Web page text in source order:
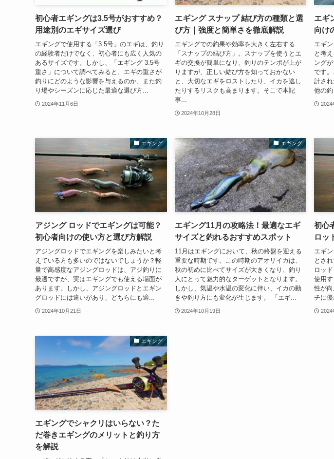
初心者エギングは3.5号がおすすめ？
用途別のエギサイズ選び
エギングで使用する「3.5号」のエギは、釣り
の経験者だけでなく、初心者にも広く人気の
あるサイズです。しかし、「エギング 3.5号
重さ」について調べてみると、エギの重さが
釣りにどのような影響を与えるのか、また釣
り場やシーズンに応じた最適な選び方...
2024年11月6日
エギング スナップ 結び方の種類と選
び方｜強度と簡単さを徹底解説
エギングでの釣果や効率を大きく左右する
「スナップの結び方」。スナップを使うとエ
ギの交換が簡単になり、釣りのテンポが上が
りますが、正しい結び方を知っておかない
と、大切なエギをロストしたり、イカを逃し
たりするリスクも高まります。そこで本記
事...
2024年10月28日
エギ
向け
エギ
と考
ング
です
計さ
他の
2024
エギング
アジング ロッドでエギングは可能？
初心者向けの使い方と選び方解説
アジングロッドでエギングを楽しみたいと考
えている方も多いのではないでしょうか？軽
量で高感度なアジングロッドは、アジ釣りに
最適ですが、実はエギングでも使える場面が
あります。しかし、アジングロッドとエギン
グロッドには違いがあり、どちらにも適...
2024年10月21日
エギング
エギング11月の攻略法！最適なエギ
サイズと釣れるおすすめスポット
11月はエギングにおいて、秋の終盤を迎える
重要な時期です。この時期のアオリイカは、
秋の初めに比べてサイズが大きくなり、釣り
人にとって魅力的なターゲットとなります。
しかし、気温や水温の変化に伴い、イカの動
きや釣り方にも変化が生じます。 「エギ...
2024年10月19日
初心
ロッ
エギ
とさ
ロッ
使用
性が
チに
2024
エギング
エギングでシャクリはいらない？た
だ巻きエギングのメリットと釣り方
を解説